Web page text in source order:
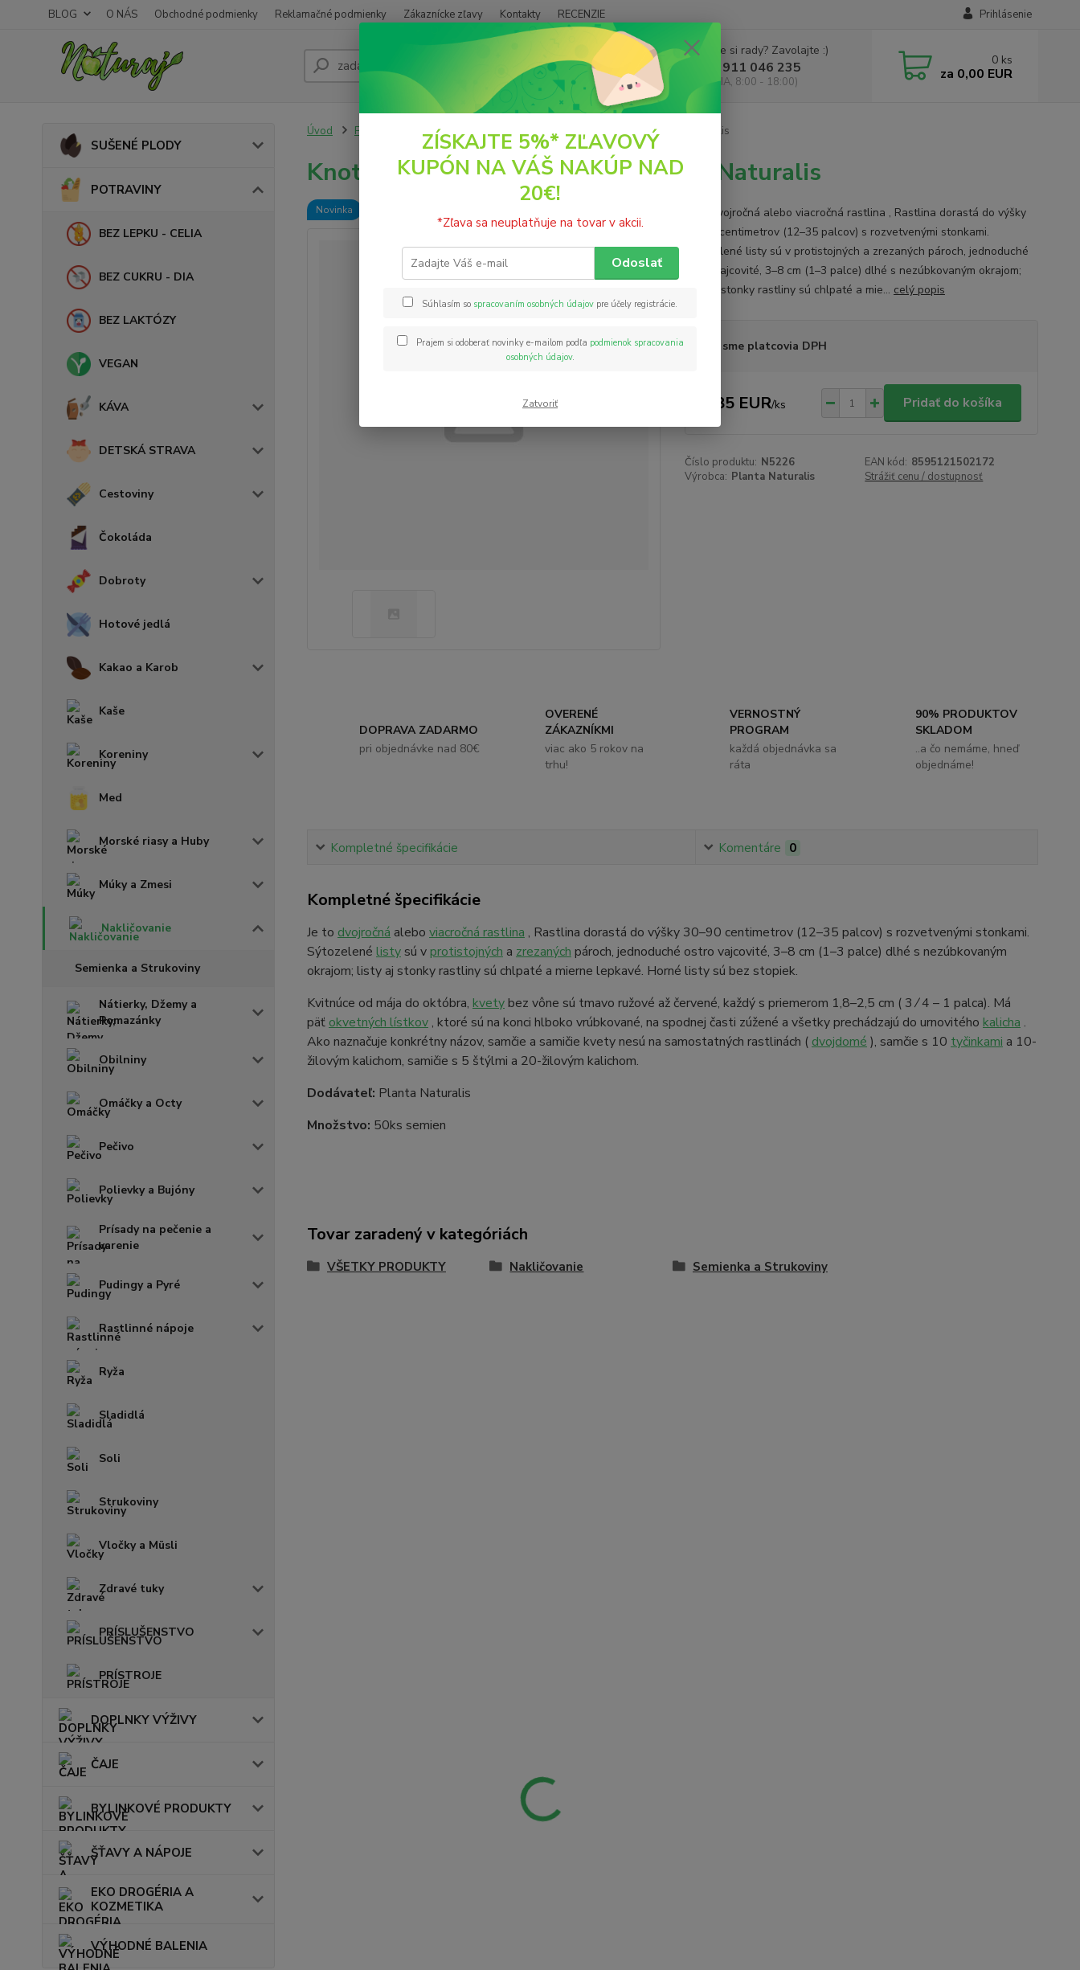
BLOG O NÁS Obchodné podmienky Reklamačné podmienky Zákaznícke zľavy Kontakty RECENZIE Prihlásenie
Hľadať
Neviete si rady? Zavolajte :)
+421 911 046 235
(PO - PIA, 8:00 - 18:00)
0 ks
za 0,00 EUR
SUŠENÉ PLODY
POTRAVINY
BEZ LEPKU - CELIA
BEZ CUKRU - DIA
BEZ LAKTÓZY
VEGAN
KÁVA
DETSKÁ STRAVA
Cestoviny
Čokoláda
Dobroty
Hotové jedlá
Kakao a Karob
Kaše
Koreniny
Med
Morské riasy a Huby
Múky a Zmesi
Nakličovanie
Semienka a Strukoviny
Nátierky, Džemy a
Pomazánky
Obilniny
Omáčky a Octy
Pečivo
Polievky a Bujóny
Prísady na pečenie a
varenie
Pudingy a Pyré
Rastlinné nápoje
Ryža
Sladidlá
Soli
Strukoviny
Vločky a Müsli
Zdravé tuky
PRÍSLUŠENSTVO
PRÍSTROJE
DOPLNKY VÝŽIVY
ČAJE
BYLINKOVÉ PRODUKTY
ŠŤAVY A NÁPOJE
EKO DROGÉRIA A
KOZMETIKA
VÝHODNÉ BALENIA
Úvod POTRAVINY Nakličovanie Knotovka červená 50 semien Planta Naturalis
Knotovka červená 50 semien Planta Naturalis
Novinka
Je to dvojročná alebo viacročná rastlina , Rastlina dorastá do výšky
30–90 centimetrov (12–35 palcov) s rozvetvenými stonkami.
Sýtozelené listy sú v protistojných a zrezaných pároch, jednoduché
ostro vajcovité, 3–8 cm (1–3 palce) dlhé s nezúbkovaným okrajom;
listy aj stonky rastliny sú chlpaté a mie... celý popis
Nie sme platcovia DPH
3,85 EUR/ks Pridať do košíka
Číslo produktu: N5226 EAN kód: 8595121502172
Výrobca: Planta Naturalis Strážiť cenu / dostupnosť
DOPRAVA ZADARMO
pri objednávke nad 80€
OVERENÉ
ZÁKAZNÍKMI
viac ako 5 rokov na
trhu!
VERNOSTNÝ
PROGRAM
každá objednávka sa
ráta
90% PRODUKTOV
SKLADOM
..a čo nemáme, hneď
objednáme!
Kompletné špecifikácie Komentáre 0
Kompletné špecifikácie
Je to dvojročná alebo viacročná rastlina , Rastlina dorastá do výšky 30–90 centimetrov (12–35 palcov) s rozvetvenými stonkami.
Sýtozelené listysú vprotistojných a zrezaných pároch, jednoduché ostro vajcovité, 3–8 cm (1–3 palce) dlhé s nezúbkovaným
okrajom; listy aj stonky rastliny sú chlpaté a mierne lepkavé. Horné listy sú bez stopiek.
Kvitnúce od mája do októbra, kvetybez vône sú tmavo ružové až červené, každý s priemerom 1,8–2,5 cm ( 3⁄4 – 1 palca). Má
päť okvetných lístkov, ktoré sú na konci hlboko vrúbkované, na spodnej časti zúžené a všetky prechádzajú do urnovitého kalicha .
Ako naznačuje konkrétny názov, samčie a samičie kvety nesú na samostatných rastlinách ( dvojdomé ), samčie s 10 tyčinkami a 10-
žilovým kalichom, samičie s 5 štýlmi a 20-žilovým kalichom.
Dodávateľ: Planta Naturalis
Množstvo: 50ks semien
Tovar zaradený v kategóriách
VŠETKY PRODUKTY Nakličovanie Semienka a Strukoviny
ZÍSKAJTE 5%* ZĽAVOVÝ
KUPÓN NA VÁŠ NAKÚP NAD
20€!
*Zľava sa neuplatňuje na tovar v akcii.
Odoslať
Súhlasím so spracovaním osobných údajov pre účely registrácie.
Prajem si odoberať novinky e-mailom podľa podmienok spracovania
osobných údajov.
Zatvoriť